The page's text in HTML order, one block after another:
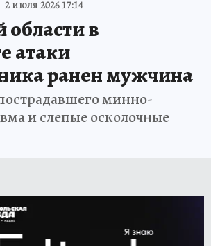
2 июля 2026 17:14
области в
атаки
ранен мужчина
минно-
и слепые осколочные